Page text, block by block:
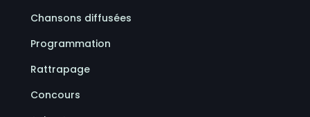
Chansons diffusées
Programmation
Rattrapage
Concours